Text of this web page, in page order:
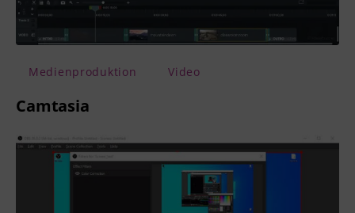
Medienproduktion Video
Camtasia